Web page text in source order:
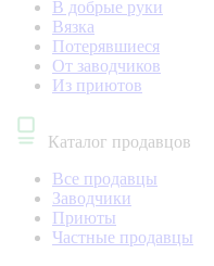
В добрые руки
Вязка
Потерявшиеся
От заводчиков
Из приютов
Каталог продавцов
Все продавцы
Заводчики
Приюты
Частные продавцы